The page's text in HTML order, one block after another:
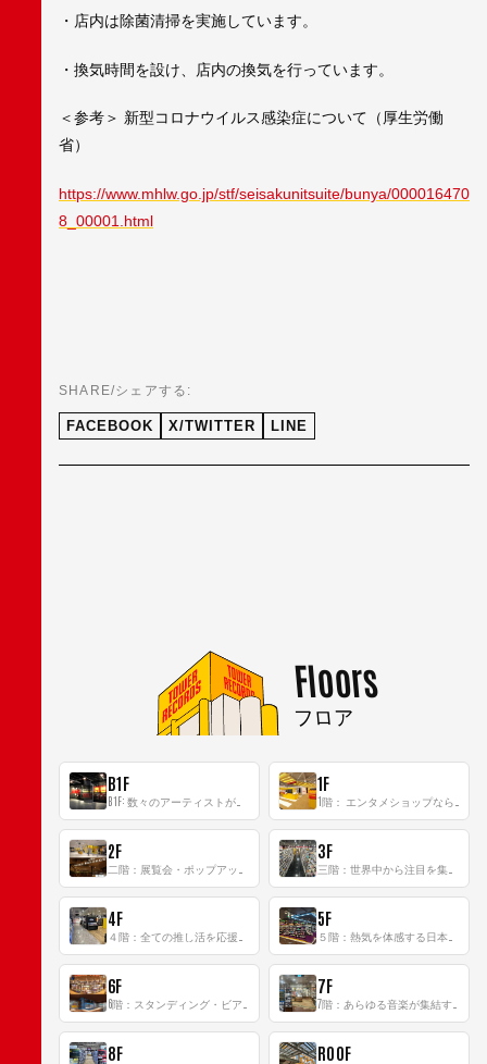
・店内は除菌清掃を実施しています。
・換気時間を設け、店内の換気を行っています。
＜参考＞ 新型コロナウイルス感染症について（厚生労働
省）
https://www.mhlw.go.jp/stf/seisakunitsuite/bunya/000016470
8_00001.html
SHARE/シェアする:
FACEBOOK X/TWITTER LINE
Floors
フロア
B1F 1F
2F 3F
4F 5F
6F 7F
8F ROOF